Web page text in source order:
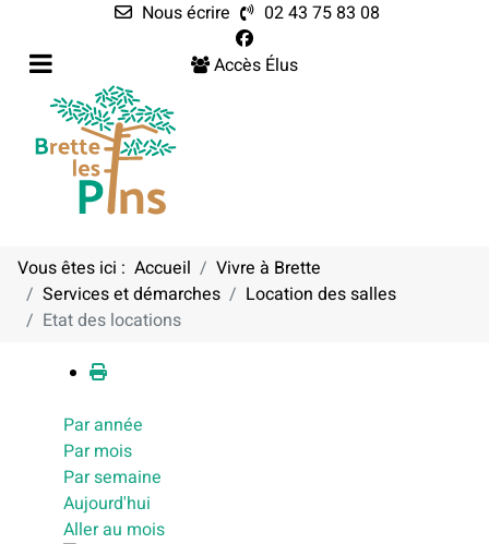
Nous écrire
02 43 75 83 08
Accès Élus
Vous êtes ici : Accueil
Vivre à Brette
Services et démarches
Location des salles
Etat des locations
Calendrier
Par année
Par mois
Par semaine
Aujourd'hui
Aller au mois